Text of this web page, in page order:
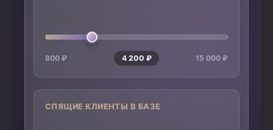
800 ₽ 4 200 ₽ 15 000 ₽
СПЯЩИЕ КЛИЕНТЫ В БАЗЕ